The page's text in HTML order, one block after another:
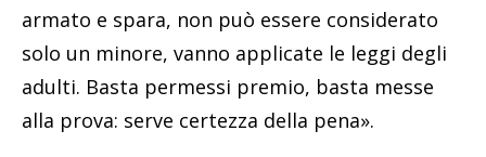
armato e spara, non può essere considerato
solo un minore, vanno applicate le leggi degli
adulti. Basta permessi premio, basta messe
alla prova: serve certezza della pena».